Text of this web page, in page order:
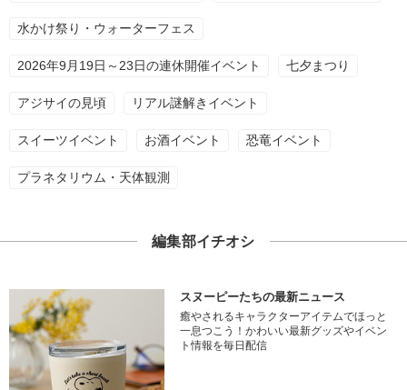
水かけ祭り・ウォーターフェス
2026年9月19日～23日の連休開催イベント 七夕まつり
アジサイの見頃 リアル謎解きイベント
スイーツイベント お酒イベント 恐竜イベント
プラネタリウム・天体観測
編集部イチオシ
スヌーピーたちの最新ニュース
癒やされるキャラクターアイテムでほっと
一息つこう！かわいい最新グッズやイベン
ト情報を毎日配信